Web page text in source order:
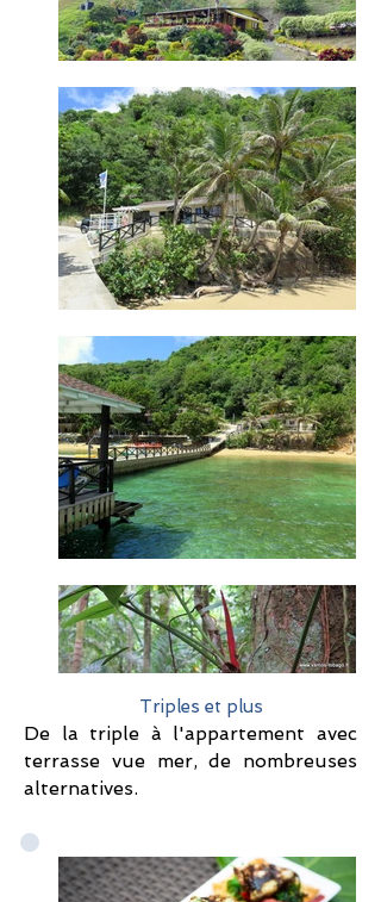
Triples et plus
De la triple à l'appartement avec
terrasse vue mer, de nombreuses
alternatives.